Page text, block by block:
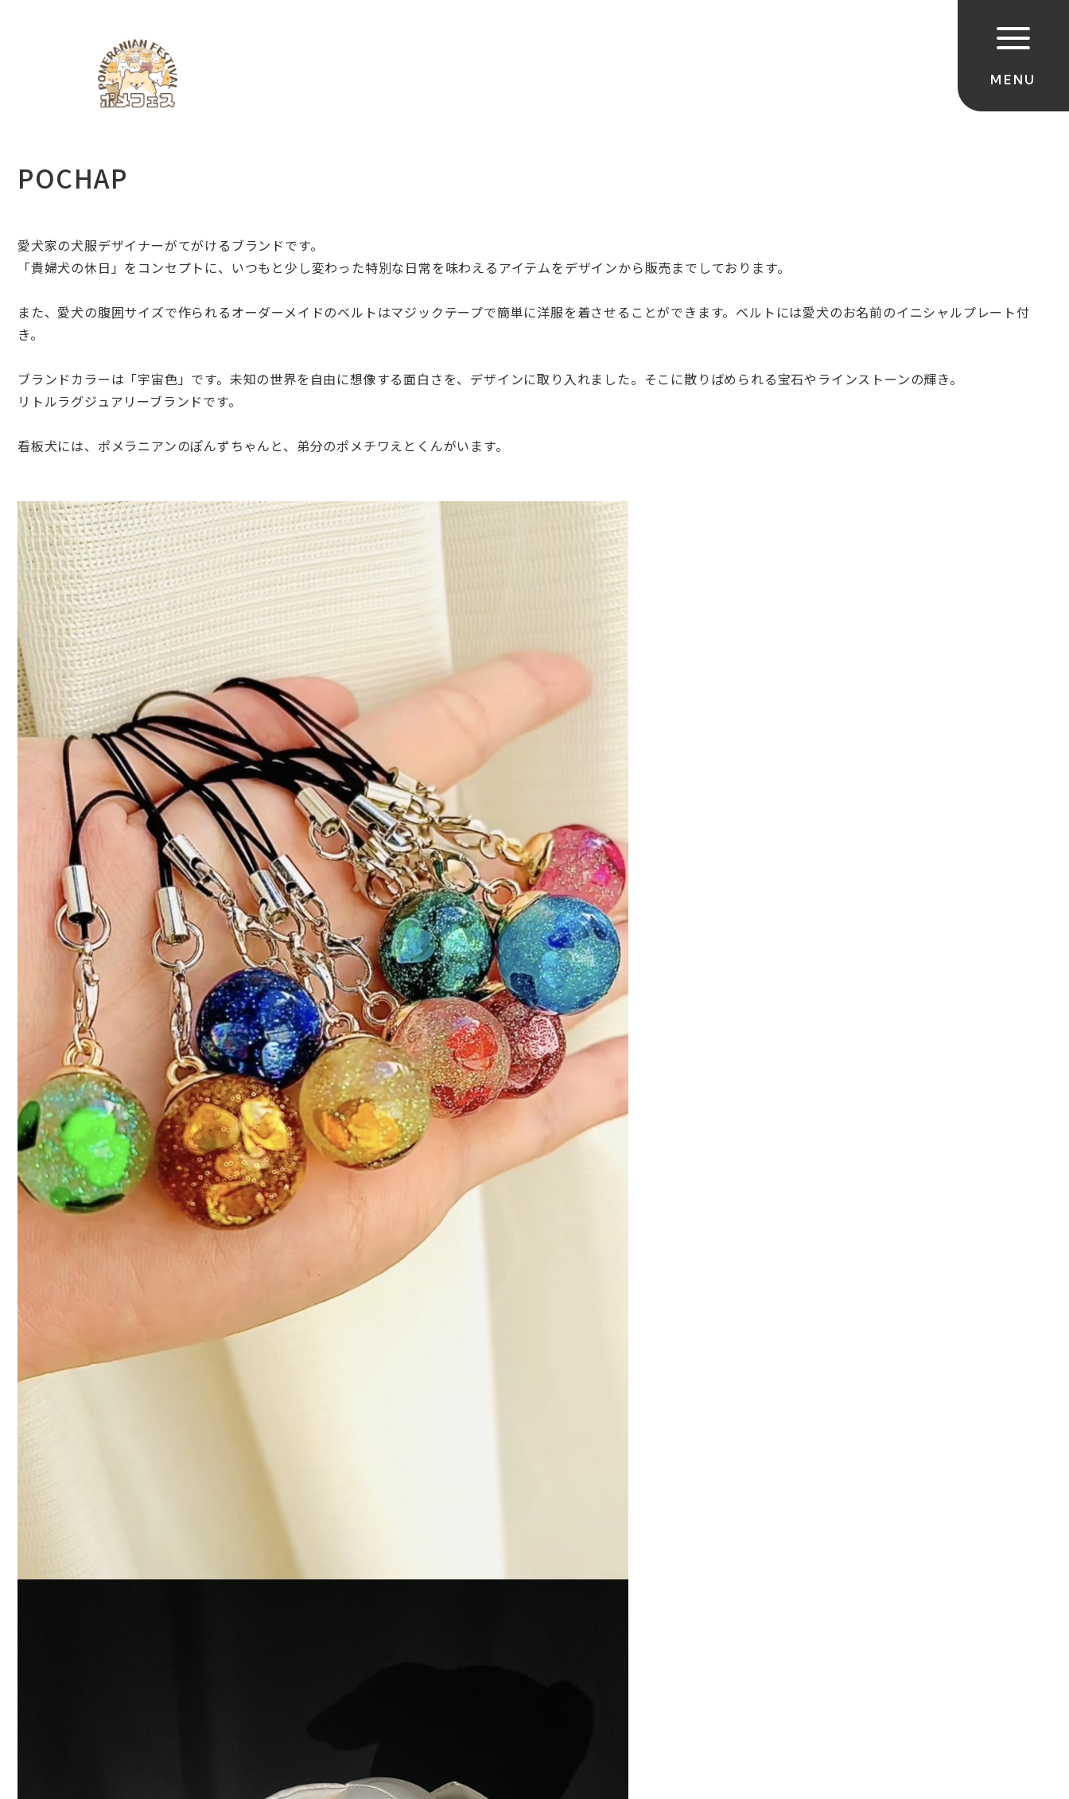
POCHAP
愛犬家の犬服デザイナーがてがけるブランドです。
「貴婦犬の休日」をコンセプトに、 いつもと少し変わった特別な日常を味わえるアイテムをデザインから販売までしております。
また、 愛犬の腹囲サイズで作られるオーダーメイドのベルトはマジックテープで簡単に洋服を着させることができます。 ベルトには愛犬のお名前のイニシャルプレート付
き。
ブランドカラーは「宇宙色」です。 未知の世界を自由に想像する面白さを、 デザインに取り入れました。 そこに散りばめられる宝石やラインストーンの輝き。
リトルラグジュアリーブランドです。
看板犬には、ポメラニアンのぽんずちゃんと、 弟分のポメチワえとくんがいます。